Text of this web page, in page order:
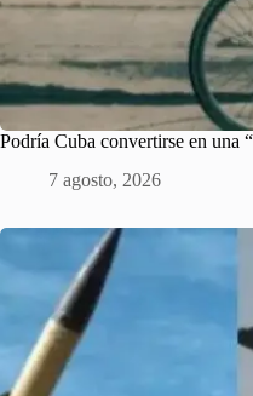
Podría Cuba convertirse en una
7 agosto, 2026